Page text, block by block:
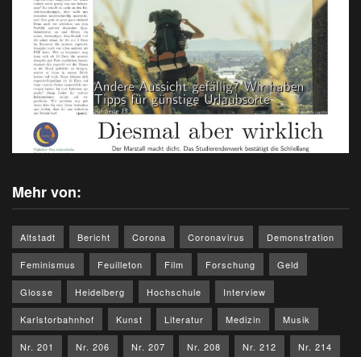
Mehr von:
Altstadt Bericht Corona Coronavirus Demonstration
Feminismus Feuilleton Film Forschung Geld
Glosse Heidelberg Hochschule Interview
Karlstorbahnhof Kunst Literatur Medizin Musik
Nr. 201 Nr. 206 Nr. 207 Nr. 208 Nr. 212 Nr. 214